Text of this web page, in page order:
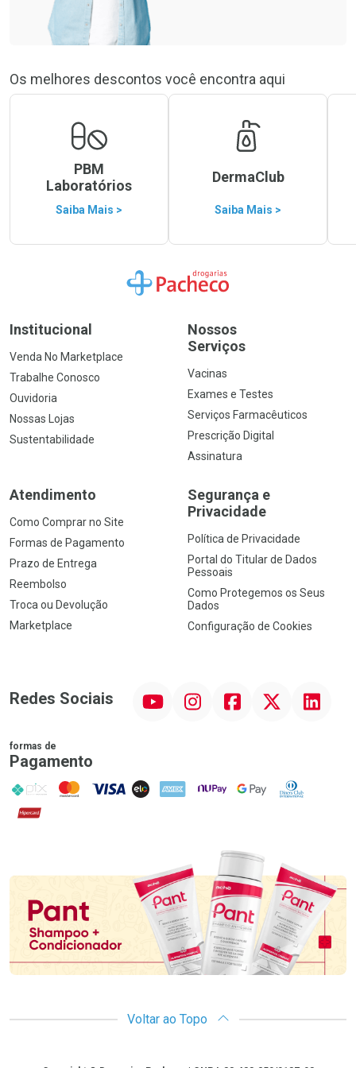
Os melhores descontos você encontra aqui
PBM
Laboratórios
Saiba Mais >
DermaClub
Saiba Mais >
Ir para a Home
Institucional
Venda No Marketplace
Trabalhe Conosco
Ouvidoria
Nossas Lojas
Sustentabilidade
Nossos
Serviços
Vacinas
Exames e Testes
Serviços Farmacêuticos
Prescrição Digital
Assinatura
Atendimento
Como Comprar no Site
Formas de Pagamento
Prazo de Entrega
Reembolso
Troca ou Devolução
Marketplace
Segurança e
Privacidade
Política de Privacidade
Portal do Titular de Dados
Pessoais
Como Protegemos os Seus
Dados
Configuração de Cookies
Redes Sociais InstagramFacebookTwitter Linkedin
formas de
Pagamento
PIX MasterCard
VISA ELO AMEX NuPay Google PayDiners Club
Hipercard
Voltar ao Topo